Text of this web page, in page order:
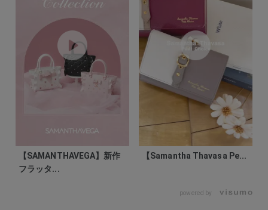
【SAMANTHAVEGA】新作
フラッタ...
【Samantha Thavasa Pe...
powered by